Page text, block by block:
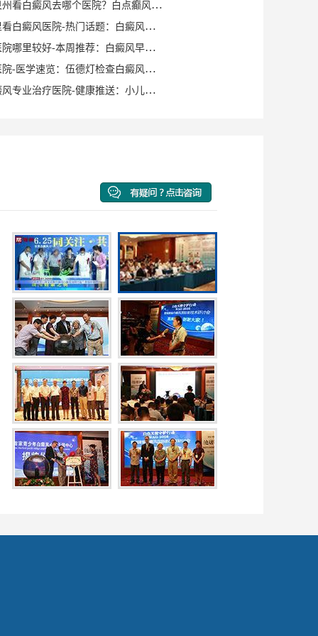
健康知识｜泉州看白癜风去哪个医院？白点癫风早期可以自愈？
泉州晋江哪里看白癜风医院-热门话题：白癜风症状有哪些？
泉州白癜风医院哪里较好-本周推荐：白癜风早期症状如何确诊？
泉州白癜风医院-医学速览：伍德灯检查白癜风症状？
泉州洛江白癜风专业治疗医院-健康推送：小儿脸上有白斑是什么原因？